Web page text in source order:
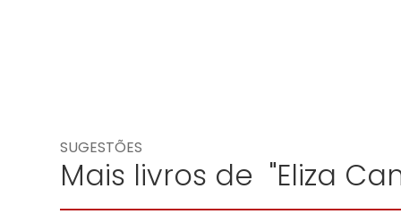
SUGESTÕES
Mais livros de "Eliza